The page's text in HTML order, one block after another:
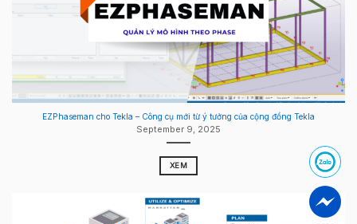
EZPhaseman cho Tekla – Công cụ mới từ ý tưởng của cộng đồng Tekla
September 9, 2025
XEM